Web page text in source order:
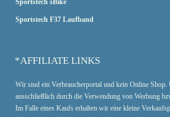
Sportstech sBike
Sportstech F37 Laufband
*AFFILIATE LINKS
Wir sind ein Verbraucherportal und kein Online Shop.
ausschließlich durch die Verwendung von Werbung
Im Falle eines Kaufs erhalten wir eine kleine